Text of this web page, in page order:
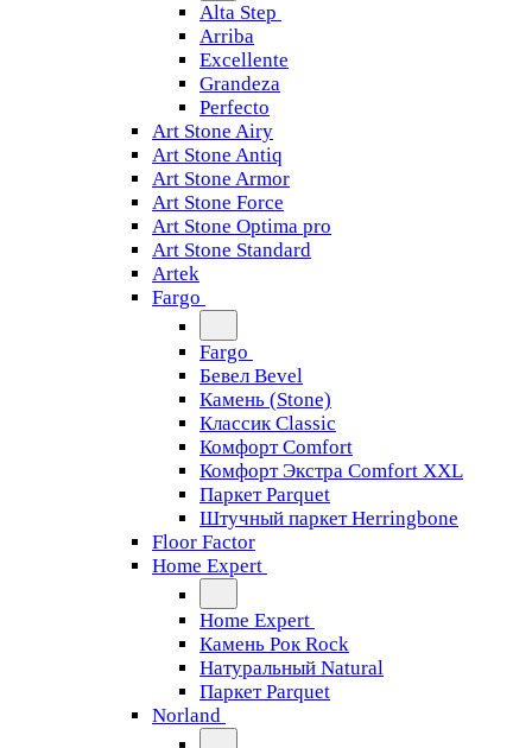
Alta Step
Arriba
Excellente
Grandeza
Perfecto
Art Stone Airy
Art Stone Antiq
Art Stone Armor
Art Stone Force
Art Stone Optima pro
Art Stone Standard
Artek
Fargo
Fargo
Бевел Bevel
Камень (Stone)
Классик Classic
Комфорт Comfort
Комфорт Экстра Comfort XXL
Паркет Parquet
Штучный паркет Herringbone
Floor Factor
Home Expert
Home Expert
Камень Рок Rock
Натуральный Natural
Паркет Parquet
Norland